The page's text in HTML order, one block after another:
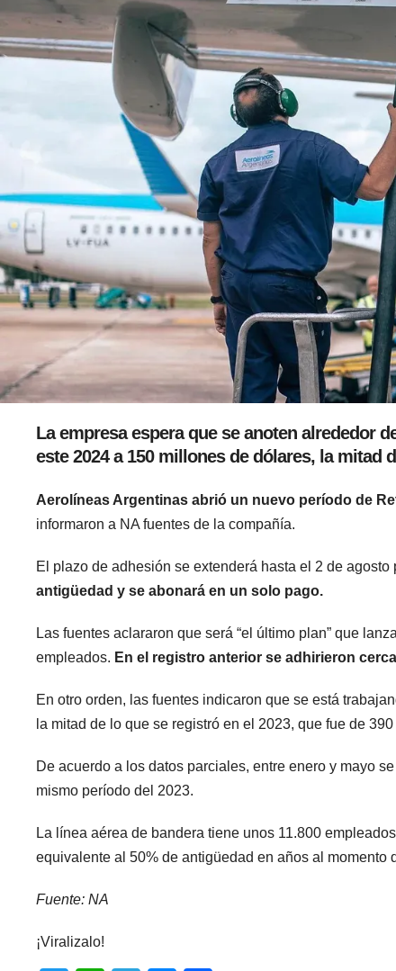
La empresa espera que se anoten alrededor
este 2024 a 150 millones de dólares, la mitad
Aerolíneas Argentinas abrió un nuevo período de
informaron a NA fuentes de la compañía.
El plazo de adhesión se extenderá hasta el 2 de agosto
antigüedad y se abonará en un solo pago.
Las fuentes aclararon que será “el último plan” que
empleados. En el registro anterior se adhirieron
En otro orden, las fuentes indicaron que se está
la mitad de lo que se registró en el 2023, que fue de
De acuerdo a los datos parciales, entre enero y mayo
mismo período del 2023.
La línea aérea de bandera tiene unos 11.800
equivalente al 50% de antigüedad en años al momento
Fuente: NA
¡Viralizalo!